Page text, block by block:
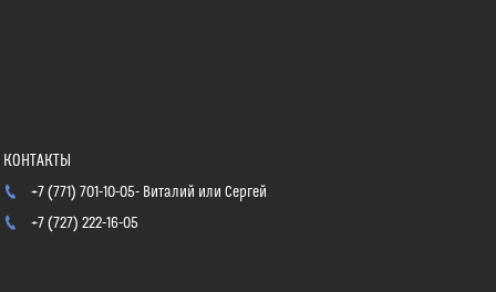
+7 (771) 701-10-05 Виталий или Сергей
+7 (727) 222-16-05